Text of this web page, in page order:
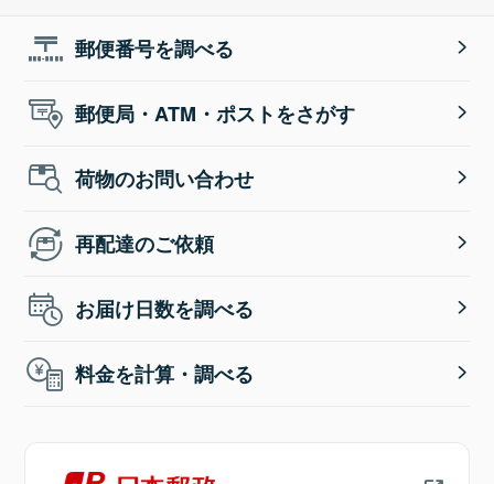
郵便番号を調べる
郵便局・ATM・ポストをさがす
荷物のお問い合わせ
再配達のご依頼
お届け日数を調べる
料金を計算・調べる